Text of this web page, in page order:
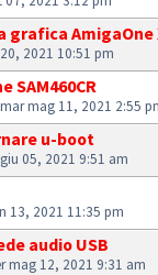
grafica AmigaOne
2021 10:51 pm
SAM460CR
mag 11, 2021 2:55
u-boot
05, 2021 9:51 am
13, 2021 11:35 pm
audio USB
mag 12, 2021 9:31 am